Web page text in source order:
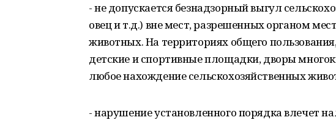
- не допускается безнадзорный выгул
овец и т.д.) вне мест, разрешенных органом
животных. На территориях общего
детские и спортивные площадки, дворы
любое нахождение сельскохозяйственных
- нарушение установленного порядка влечет